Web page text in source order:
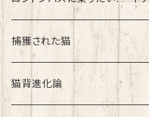
綿100％ノーマルタイプ
速乾ドライタイプ
捕獲された猫
速乾ドライタイプ
猫背進化論